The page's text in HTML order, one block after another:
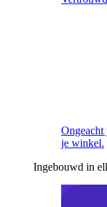
je winkel.
Ingebouwd in